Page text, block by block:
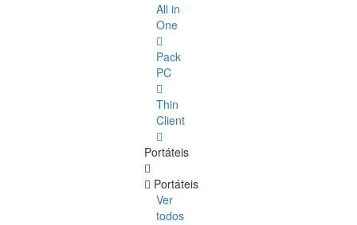
All in
One
Pack
PC
Thin
Client
Portáteis
Portáteis
Ver
todos